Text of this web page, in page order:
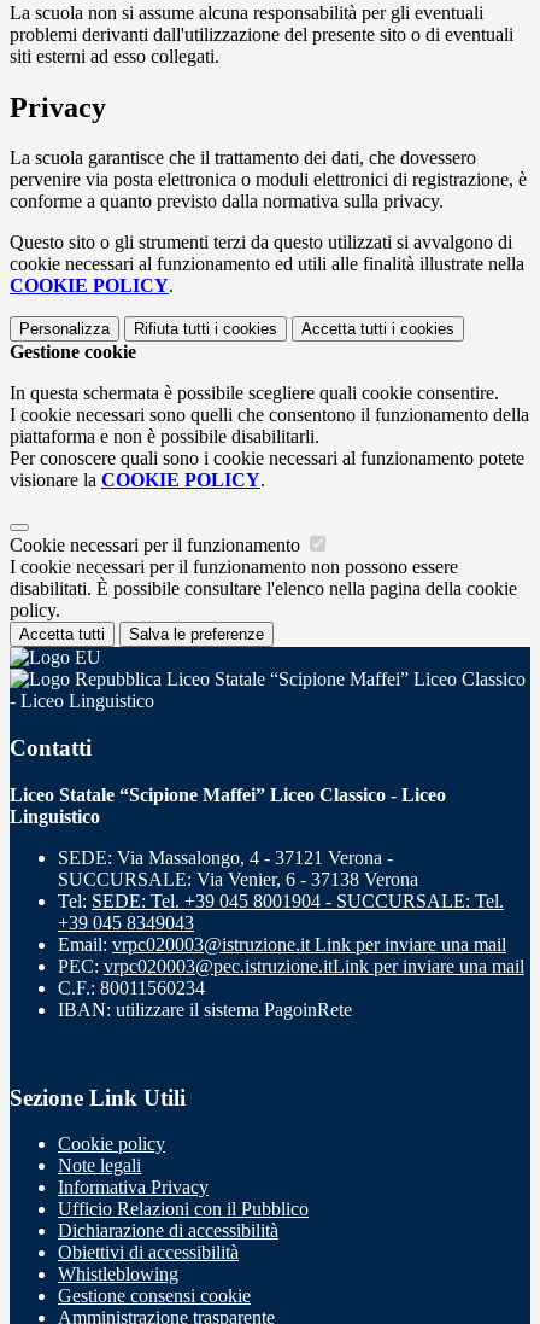
La scuola non si assume alcuna responsabilità per gli eventuali
problemi derivanti dall'utilizzazione del presente sito o di eventuali
siti esterni ad esso collegati.
Privacy
La scuola garantisce che il trattamento dei dati, che dovessero
pervenire via posta elettronica o moduli elettronici di registrazione, è
conforme a quanto previsto dalla normativa sulla privacy.
Questo sito o gli strumenti terzi da questo utilizzati si avvalgono di
cookie necessari al funzionamento ed utili alle finalità illustrate nella
COOKIE POLICY.
Personalizza Rifiuta tutti i cookies Accetta tutti i cookies
Gestione cookie
In questa schermata è possibile scegliere quali cookie consentire.
I cookie necessari sono quelli che consentono il funzionamento della
piattaforma e non è possibile disabilitarli.
Per conoscere quali sono i cookie necessari al funzionamento potete
visionare la COOKIE POLICY.
Cookie necessari per il funzionamento
I cookie necessari per il funzionamento non possono essere
disabilitati. È possibile consultare l'elenco nella pagina della cookie
policy.
Accetta tutti Salva le preferenze
Liceo Statale “Scipione Maffei” Liceo Classico
- Liceo Linguistico
Contatti
Liceo Statale “Scipione Maffei” Liceo Classico - Liceo
Linguistico
SEDE: Via Massalongo, 4 - 37121 Verona -
SUCCURSALE: Via Venier, 6 - 37138 Verona
Tel: SEDE: Tel. +39 045 8001904 - SUCCURSALE: Tel.
+39 045 8349043
Email: vrpc020003@istruzione.it Link per inviare una mail
PEC: vrpc020003@pec.istruzione.itLink per inviare una mail
C.F.: 80011560234
IBAN: utilizzare il sistema PagoinRete
Sezione Link Utili
Cookie policy
Note legali
Informativa Privacy
Ufficio Relazioni con il Pubblico
Dichiarazione di accessibilità
Obiettivi di accessibilità
Whistleblowing
Gestione consensi cookie
Amministrazione trasparente